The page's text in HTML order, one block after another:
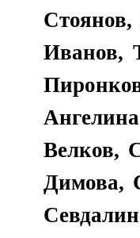
Иванов,
Велков,
Димова,